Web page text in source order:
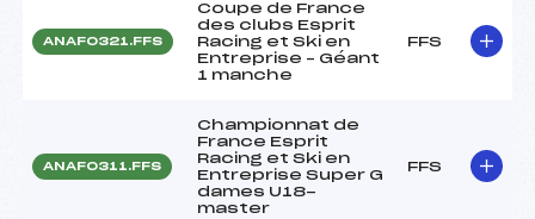
ANAF0321.FFS
Coupe de France
des clubs Esprit
Racing et Ski en
Entreprise – Géant
1 manche
FFS
ANAF0311.FFS
Championnat de
France Esprit
Racing et Ski en
Entreprise Super G
dames U18-
master
FFS